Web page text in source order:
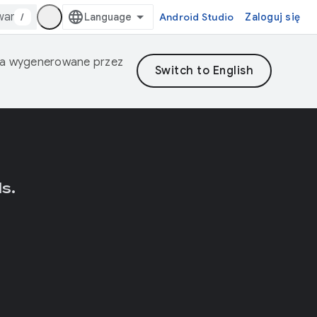
/ Android Studio Zaloguj się
wygenerowane przez